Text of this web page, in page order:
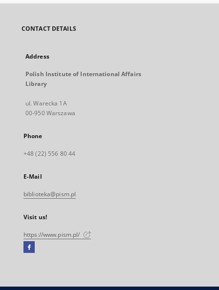
CONTACT DETAILS
Address
Polish Institute of International Affairs
Library
ul. Warecka 1A
00-950 Warszawa
Phone
+48 (22) 556 80 44
E-Mail
biblioteka@pism.pl
Visit us!
https://www.pism.pl/
Facebook
open